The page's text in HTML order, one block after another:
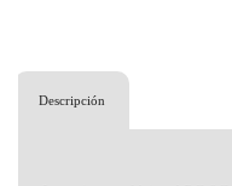
Descripción